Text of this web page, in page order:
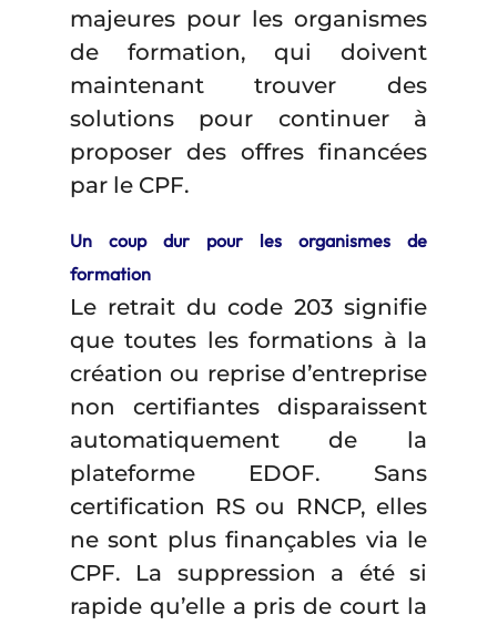
majeures pour les organismes
de formation, qui doivent
maintenant trouver des
solutions pour continuer à
proposer des offres financées
par le CPF.
Un coup dur pour les organismes de
formation
Le retrait du code 203 signifie
que toutes les formations à la
création ou reprise d’entreprise
non certifiantes disparaissent
automatiquement de la
plateforme EDOF. Sans
certification RS ou RNCP, elles
ne sont plus finançables via le
CPF. La suppression a été si
rapide qu’elle a pris de court la